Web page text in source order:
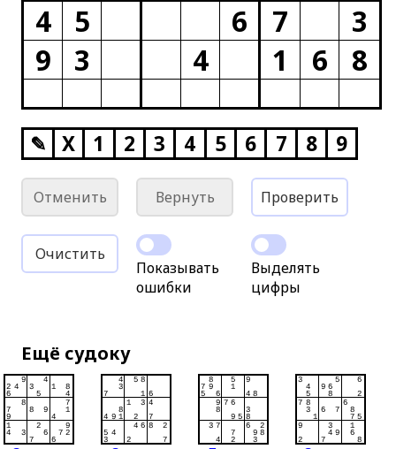
4
5 6 7
3
9
3 4 1 6 8
✎ X 1 2 3 4 5 6 7 8 9
Отменить Вернуть Проверить
Очистить
Показывать
ошибки
Выделять
цифры
Ещё судоку